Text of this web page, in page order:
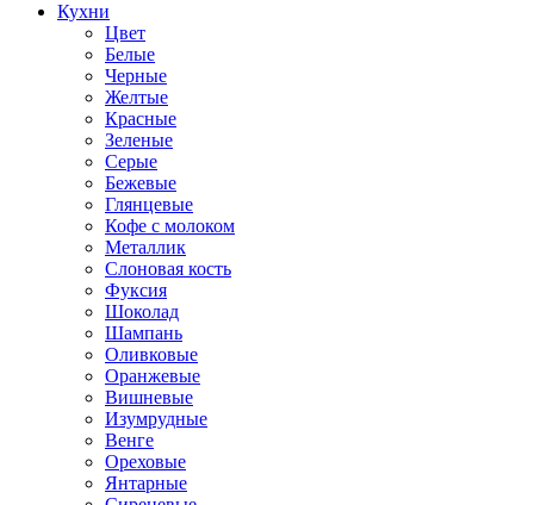
Кухни
Цвет
Белые
Черные
Желтые
Красные
Зеленые
Серые
Бежевые
Глянцевые
Кофе с молоком
Металлик
Слоновая кость
Фуксия
Шоколад
Шампань
Оливковые
Оранжевые
Вишневые
Изумрудные
Венге
Ореховые
Янтарные